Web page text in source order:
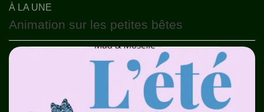
À LA UNE
Animation sur les petites bêtes